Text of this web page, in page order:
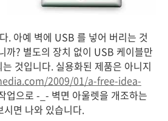
. 아예 벽에 USB 를 넣어 버리는 것
까? 별도의 장치 없이 USB 케이블만
것입니다. 실용화된 제품은 아니지
2009/01/a-free-idea-
업으로 -_- 벽면 아울렛을 개조하는
면 나와 있습니다.